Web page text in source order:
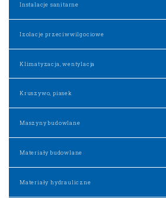
Instalacje sanitarne
Izolacje przeciwwilgociowe
Klimatyzacja, wentylacja
Kruszywo, piasek
Maszyny budowlane
Materiały budowlane
Materiały hydrauliczne